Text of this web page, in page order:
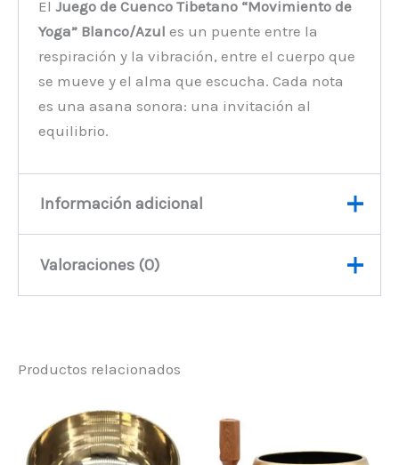
ElJuego de Cuenco Tibetano “Movimiento de
Yoga” Blanco/Azul es un puente entre la
respiración y la vibración, entre el cuerpo que
se mueve y el alma que escucha. Cada nota
es una asana sonora: una invitación al
equilibrio.
Información adicional
Peso
Valoraciones (0)
“Juego de Cuenco Tibetano
Lrg – Movimiento de Yoga –
Productos relacionados